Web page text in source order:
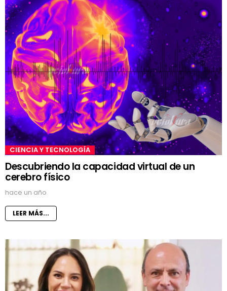
CIENCIA Y TECNOLOGÍA
Descubriendo la capacidad virtual de un
cerebro físico
hace un año
LEER MÁS...